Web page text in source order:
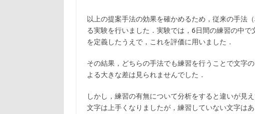
以上の提案手法の効果を確かめるため，従来の手法
る実験を行いました．実験では，6日間の練習の中で
を定義したうえで，これを評価に用いました．
その結果，どちらの手法でも練習を行うことで文字
よる大きな差は見られませんでした．
しかし，練習の有無について分析をすると違いが見
文字は上手くなりましたが，練習していない文字は